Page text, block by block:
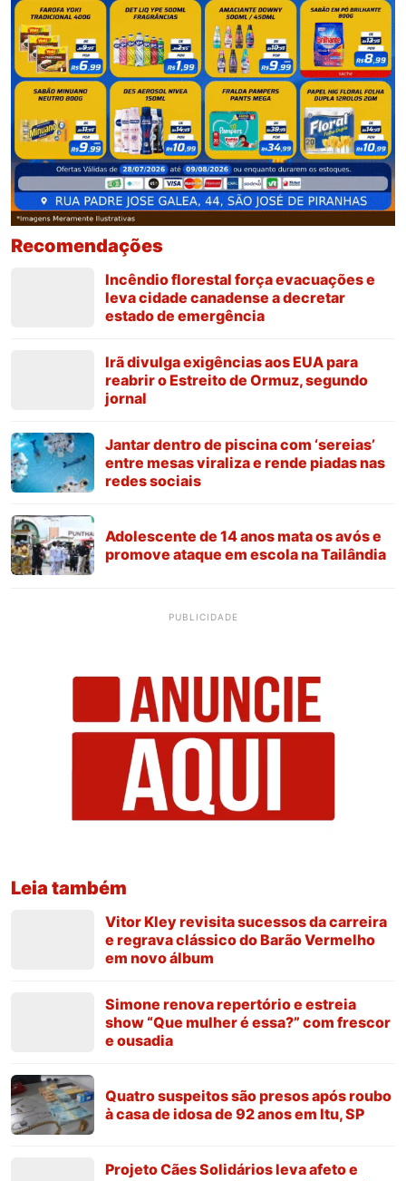
Recomendações
Incêndio florestal força evacuações e
leva cidade canadense a decretar
estado de emergência
Irã divulga exigências aos EUA para
reabrir o Estreito de Ormuz, segundo
jornal
Jantar dentro de piscina com ‘sereias’
entre mesas viraliza e rende piadas nas
redes sociais
Adolescente de 14 anos mata os avós e
promove ataque em escola na Tailândia
PUBLICIDADE
Leia também
Vitor Kley revisita sucessos da carreira
e regrava clássico do Barão Vermelho
em novo álbum
Simone renova repertório e estreia
show “Que mulher é essa?” com frescor
e ousadia
Quatro suspeitos são presos após roubo
à casa de idosa de 92 anos em Itu, SP
Projeto Cães Solidários leva afeto e